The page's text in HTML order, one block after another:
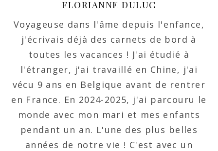
FLORIANNE DULUC
Voyageuse dans l'âme depuis l'enfance,
j'écrivais déjà des carnets de bord à
toutes les vacances ! J'ai étudié à
l'étranger, j'ai travaillé en Chine, j'ai
vécu 9 ans en Belgique avant de rentrer
en France. En 2024-2025, j'ai parcouru le
monde avec mon mari et mes enfants
pendant un an. L'une des plus belles
années de notre vie ! C'est avec un